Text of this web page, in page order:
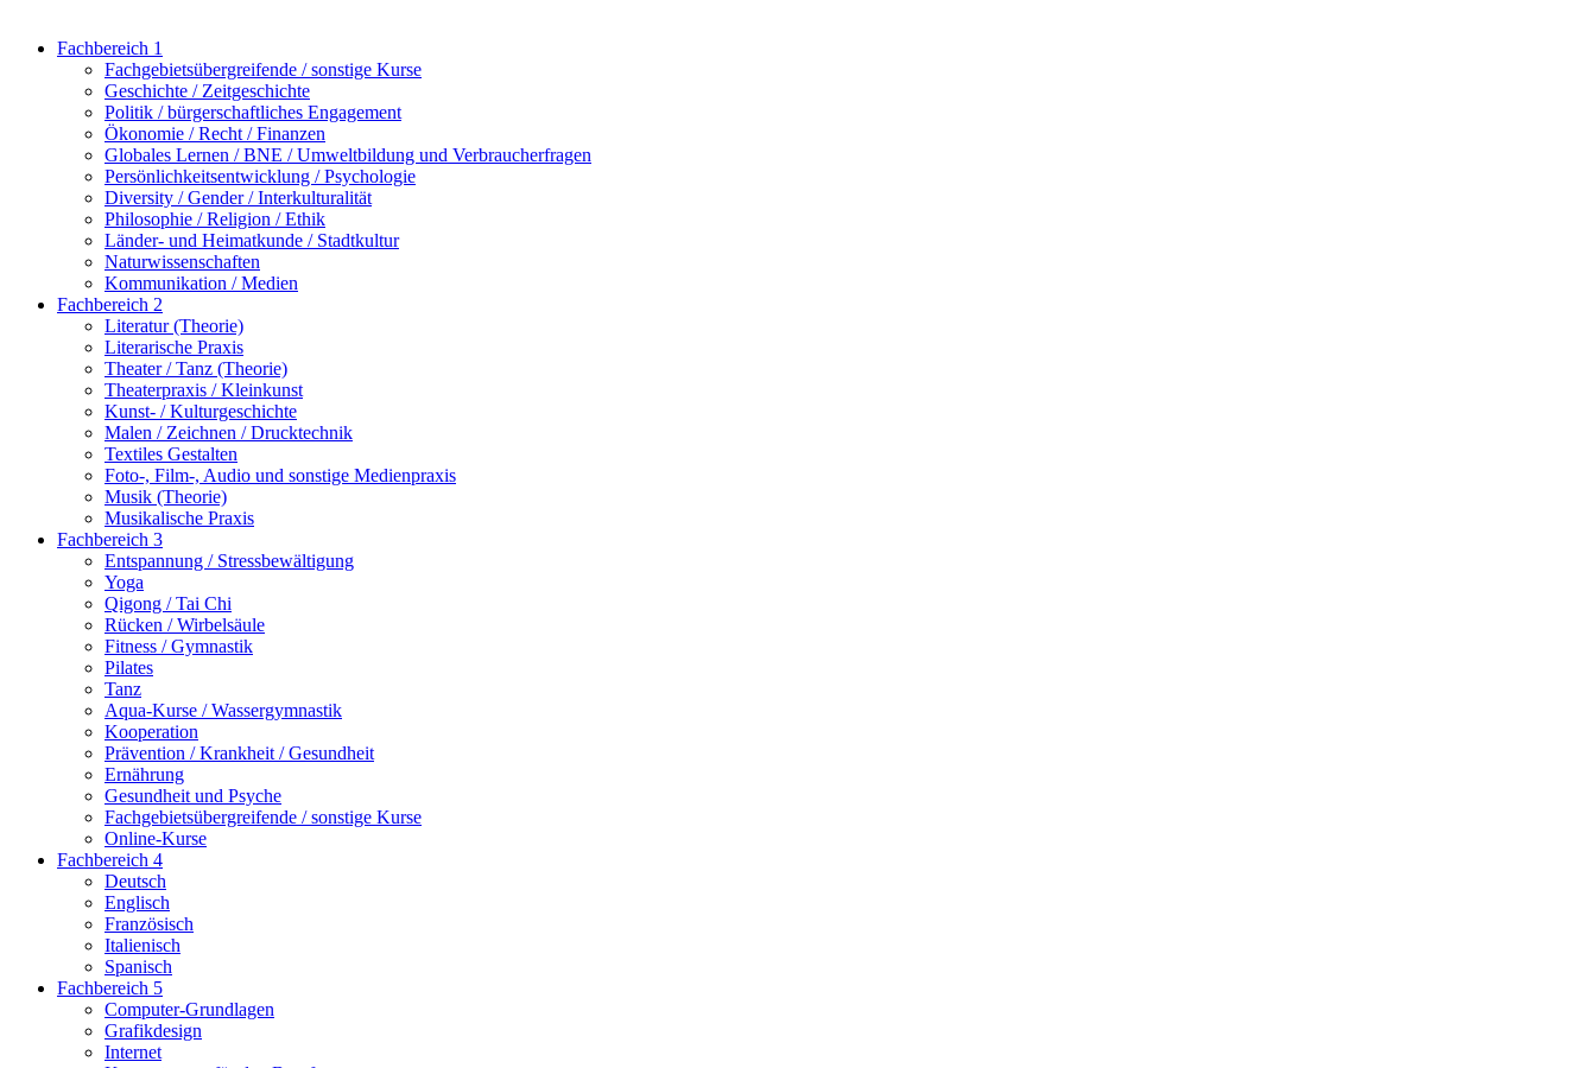
Fachbereich 1
Fachgebietsübergreifende / sonstige Kurse
Geschichte / Zeitgeschichte
Politik / bürgerschaftliches Engagement
Ökonomie / Recht / Finanzen
Globales Lernen / BNE / Umweltbildung und Verbraucherfragen
Persönlichkeitsentwicklung / Psychologie
Diversity / Gender / Interkulturalität
Philosophie / Religion / Ethik
Länder- und Heimatkunde / Stadtkultur
Naturwissenschaften
Kommunikation / Medien
Fachbereich 2
Literatur (Theorie)
Literarische Praxis
Theater / Tanz (Theorie)
Theaterpraxis / Kleinkunst
Kunst- / Kulturgeschichte
Malen / Zeichnen / Drucktechnik
Textiles Gestalten
Foto-, Film-, Audio und sonstige Medienpraxis
Musik (Theorie)
Musikalische Praxis
Fachbereich 3
Entspannung / Stressbewältigung
Yoga
Qigong / Tai Chi
Rücken / Wirbelsäule
Fitness / Gymnastik
Pilates
Tanz
Aqua-Kurse / Wassergymnastik
Kooperation
Prävention / Krankheit / Gesundheit
Ernährung
Gesundheit und Psyche
Fachgebietsübergreifende / sonstige Kurse
Online-Kurse
Fachbereich 4
Deutsch
Englisch
Französisch
Italienisch
Spanisch
Fachbereich 5
Computer-Grundlagen
Grafikdesign
Internet